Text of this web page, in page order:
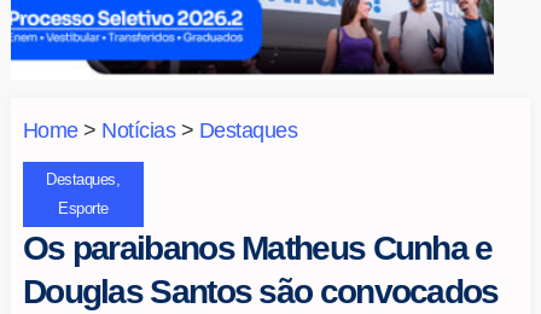
Home> Notícias> Destaques
Destaques
Esporte
Os paraibanos Matheus Cunha e
Douglas Santos são convocados